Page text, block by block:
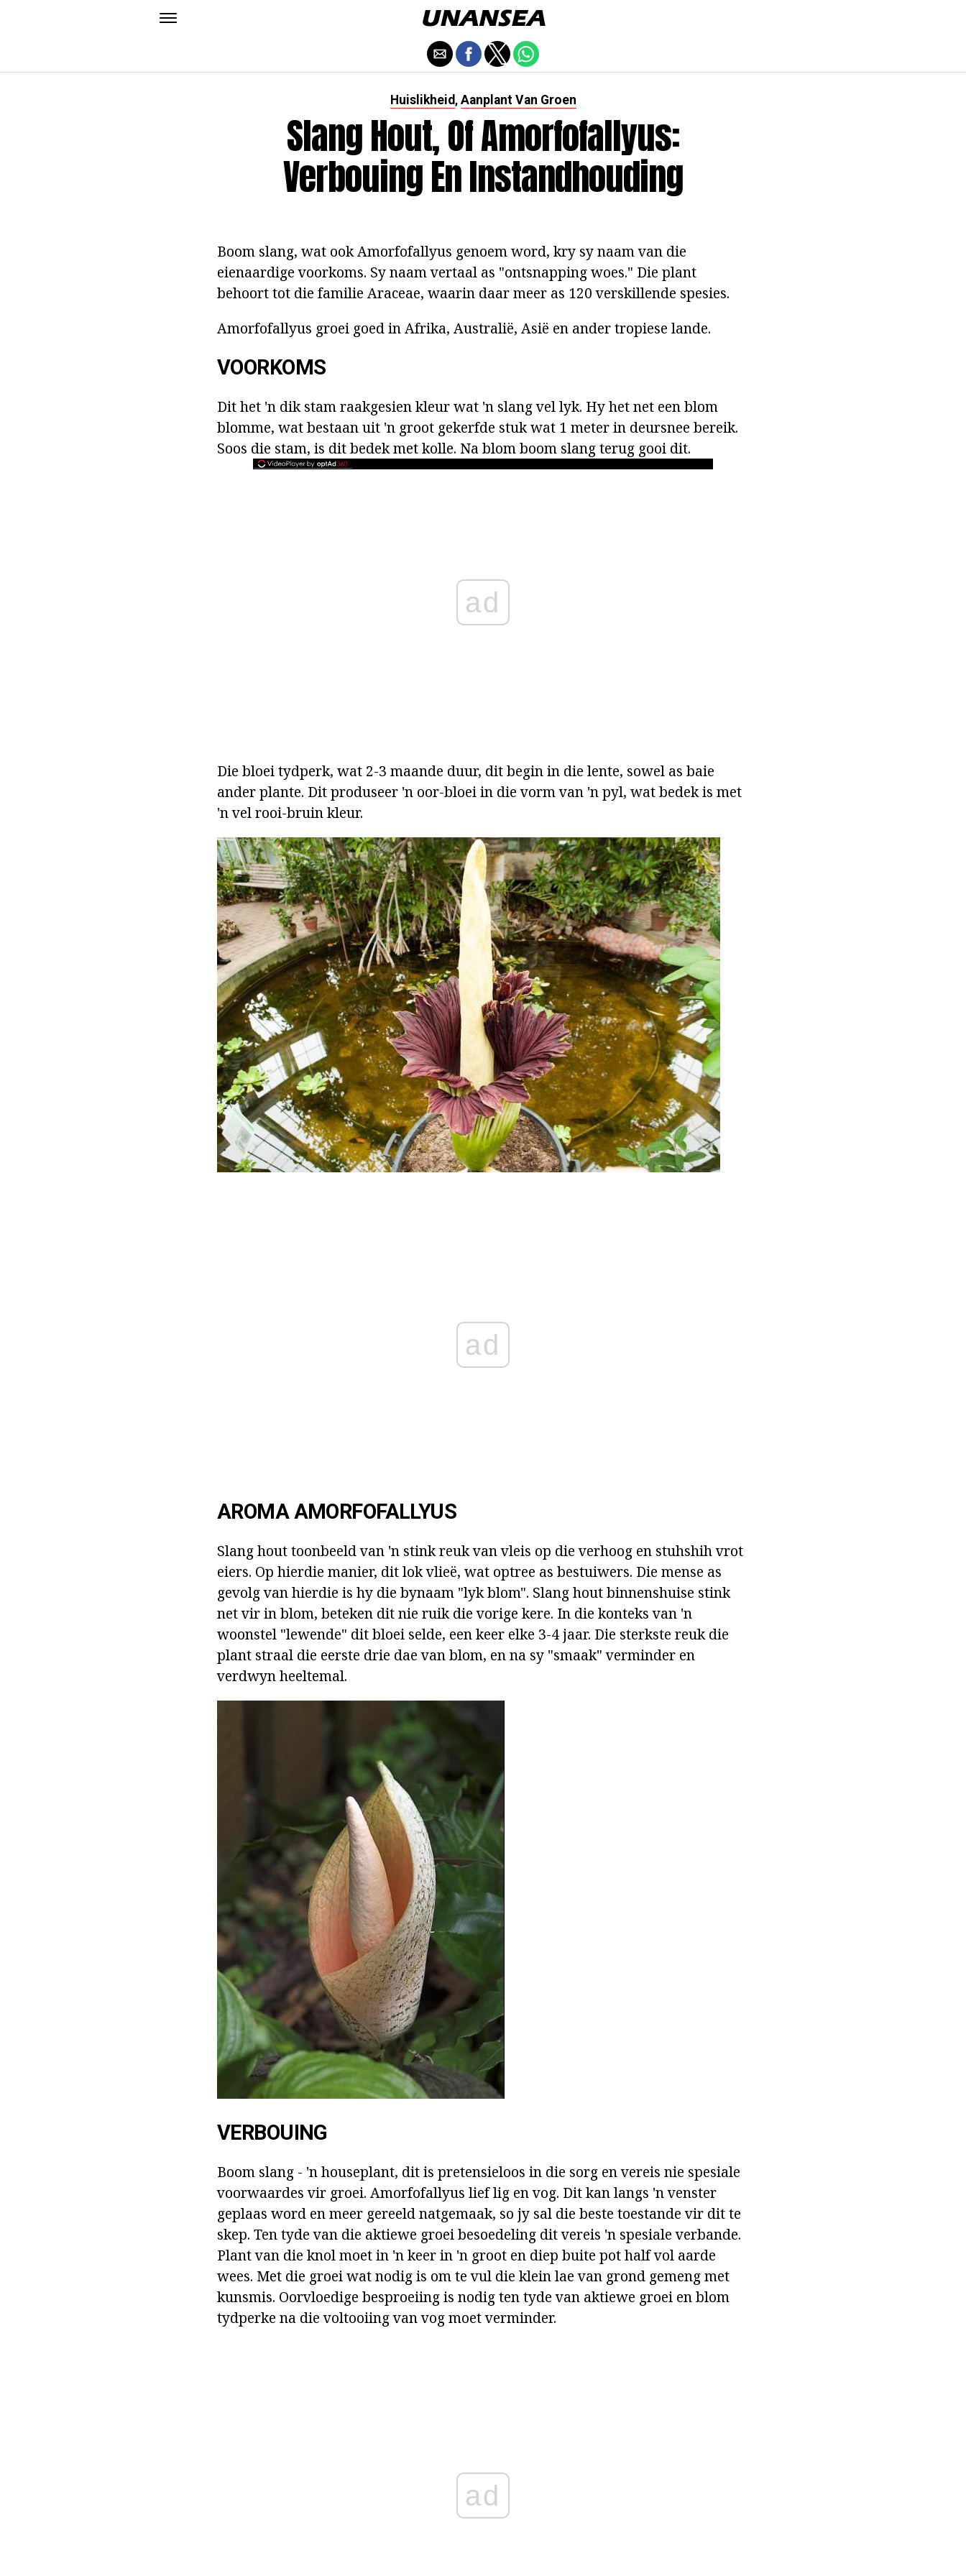
Huislikheid, Aanplant Van Groen
Slang Hout, Of Amorfofallyus:
Verbouing En Instandhouding
Boom slang, wat ook Amorfofallyus genoem word, kry sy naam van die
eienaardige voorkoms. Sy naam vertaal as "ontsnapping woes." Die plant
behoort tot die familie Araceae, waarin daar meer as 120 verskillende spesies.
Amorfofallyus groei goed in Afrika, Australië, Asië en ander tropiese lande.
VOORKOMS
Dit het 'n dik stam raakgesien kleur wat 'n slang vel lyk. Hy het net een blom
blomme, wat bestaan uit 'n groot gekerfde stuk wat 1 meter in deursnee bereik.
Soos die stam, is dit bedek met kolle. Na blom boom slang terug gooi dit.
ad
Die bloei tydperk, wat 2-3 maande duur, dit begin in die lente, sowel as baie
ander plante. Dit produseer 'n oor-bloei in die vorm van 'n pyl, wat bedek is met
'n vel rooi-bruin kleur.
ad
AROMA AMORFOFALLYUS
Slang hout toonbeeld van 'n stink reuk van vleis op die verhoog en stuhshih vrot
eiers. Op hierdie manier, dit lok vlieë, wat optree as bestuiwers. Die mense as
gevolg van hierdie is hy die bynaam "lyk blom". Slang hout binnenshuise stink
net vir in blom, beteken dit nie ruik die vorige kere. In die konteks van 'n
woonstel "lewende" dit bloei selde, een keer elke 3-4 jaar. Die sterkste reuk die
plant straal die eerste drie dae van blom, en na sy "smaak" verminder en
verdwyn heeltemal.
VERBOUING
Boom slang - 'n houseplant, dit is pretensieloos in die sorg en vereis nie spesiale
voorwaardes vir groei. Amorfofallyus lief lig en vog. Dit kan langs 'n venster
geplaas word en meer gereeld natgemaak, so jy sal die beste toestande vir dit te
skep. Ten tyde van die aktiewe groei besoedeling dit vereis 'n spesiale verbande.
Plant van die knol moet in 'n keer in 'n groot en diep buite pot half vol aarde
wees. Met die groei wat nodig is om te vul die klein lae van grond gemeng met
kunsmis. Oorvloedige besproeiing is nodig ten tyde van aktiewe groei en blom
tydperke na die voltooiing van vog moet verminder.
ad